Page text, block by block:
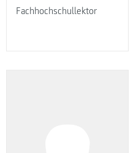
Fachhochschullektor